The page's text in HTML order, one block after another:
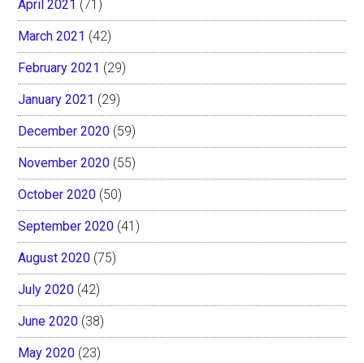
April 2021 (71)
March 2021 (42)
February 2021 (29)
January 2021 (29)
December 2020 (59)
November 2020 (55)
October 2020 (50)
September 2020 (41)
August 2020 (75)
July 2020 (42)
June 2020 (38)
May 2020 (23)